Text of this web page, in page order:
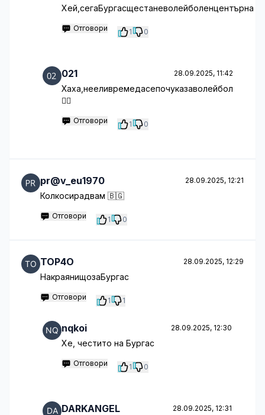
Хей,сегаБургасщестаневолейболенцентърна
Отговори 1 0
021 28.09.2025, 11:42
Хаха,нееливремедасепочуказаволейбол
🤦‍♂️
Отговори 1 0
pr@v_eu1970 28.09.2025, 12:21
Колкосирадвам 🇧🇬
Отговори 1 0
TOP4O 28.09.2025, 12:29
НакраянищозаБургас
Отговори 1 1
nqkoi 28.09.2025, 12:30
Хе, честито на Бургас
Отговори 1 0
DARKANGEL 28.09.2025, 12:31